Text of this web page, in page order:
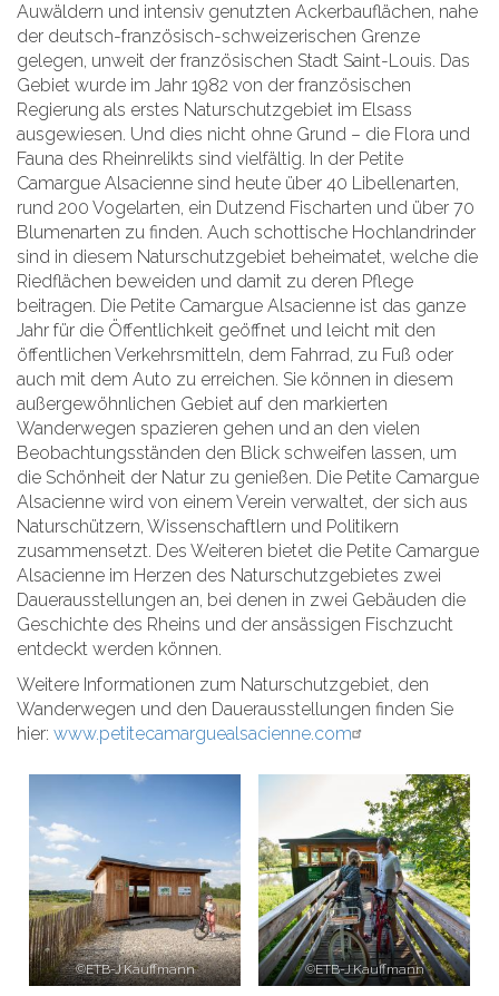
Auwäldern und intensiv genutzten Ackerbauflächen, nahe
der deutsch-französisch-schweizerischen Grenze
gelegen, unweit der französischen Stadt Saint-Louis. Das
Gebiet wurde im Jahr 1982 von der französischen
Regierung als erstes Naturschutzgebiet im Elsass
ausgewiesen. Und dies nicht ohne Grund – die Flora und
Fauna des Rheinrelikts sind vielfältig. In der Petite
Camargue Alsacienne sind heute über 40 Libellenarten,
rund 200 Vogelarten, ein Dutzend Fischarten und über 70
Blumenarten zu finden. Auch schottische Hochlandrinder
sind in diesem Naturschutzgebiet beheimatet, welche die
Riedflächen beweiden und damit zu deren Pflege
beitragen. Die Petite Camargue Alsacienne ist das ganze
Jahr für die Öffentlichkeit geöffnet und leicht mit den
öffentlichen Verkehrsmitteln, dem Fahrrad, zu Fuß oder
auch mit dem Auto zu erreichen. Sie können in diesem
außergewöhnlichen Gebiet auf den markierten
Wanderwegen spazieren gehen und an den vielen
Beobachtungsständen den Blick schweifen lassen, um
die Schönheit der Natur zu genießen. Die Petite Camargue
Alsacienne wird von einem Verein verwaltet, der sich aus
Naturschützern, Wissenschaftlern und Politikern
zusammensetzt. Des Weiteren bietet die Petite Camargue
Alsacienne im Herzen des Naturschutzgebietes zwei
Dauerausstellungen an, bei denen in zwei Gebäuden die
Geschichte des Rheins und der ansässigen Fischzucht
entdeckt werden können.
Weitere Informationen zum Naturschutzgebiet, den
Wanderwegen und den Dauerausstellungen finden Sie
hier: www.petitecamarguealsacienne.com
©ETB-J.Kauffmann ©ETB-J.Kauffmann